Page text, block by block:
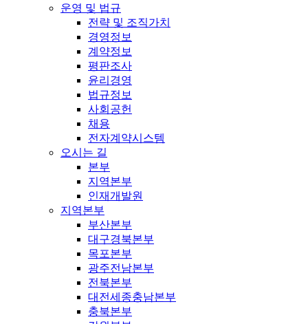
운영 및 법규
전략 및 조직가치
경영정보
계약정보
평판조사
윤리경영
법규정보
사회공헌
채용
전자계약시스템
오시는 길
본부
지역본부
인재개발원
지역본부
부산본부
대구경북본부
목포본부
광주전남본부
전북본부
대전세종충남본부
충북본부